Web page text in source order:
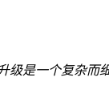
级是一个复杂